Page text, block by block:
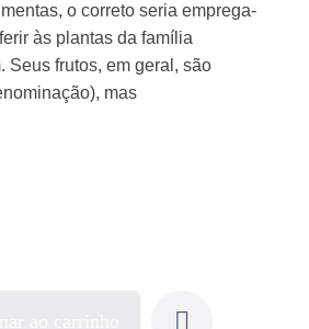
o correto seria emprega-
às plantas da família
Seus frutos, em geral, são
mas